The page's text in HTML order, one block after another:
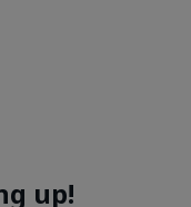
up!